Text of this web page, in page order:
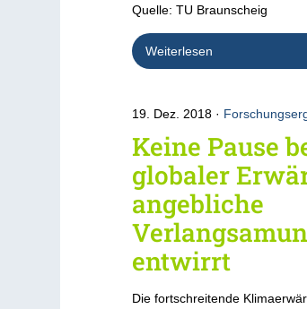
Quelle: TU Braunscheig
Weiterlesen
19. Dez. 2018
Keine Pause
globaler
angebliche
entwirrt
Die fortschreitende